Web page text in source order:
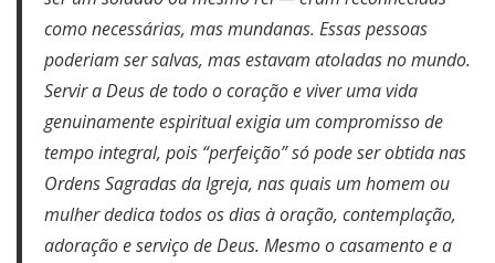
como necessárias, mas mundanas. Essas pessoas
poderiam ser salvas, mas estavam atoladas no mundo.
Servir a Deus de todo o coração e viver uma vida
genuinamente espiritual exigia um compromisso de
tempo integral, pois “perfeição” só pode ser obtida nas
Ordens Sagradas da Igreja, nas quais um homem ou
mulher dedica todos os dias à oração, contemplação,
adoração e serviço de Deus. Mesmo o casamento e a